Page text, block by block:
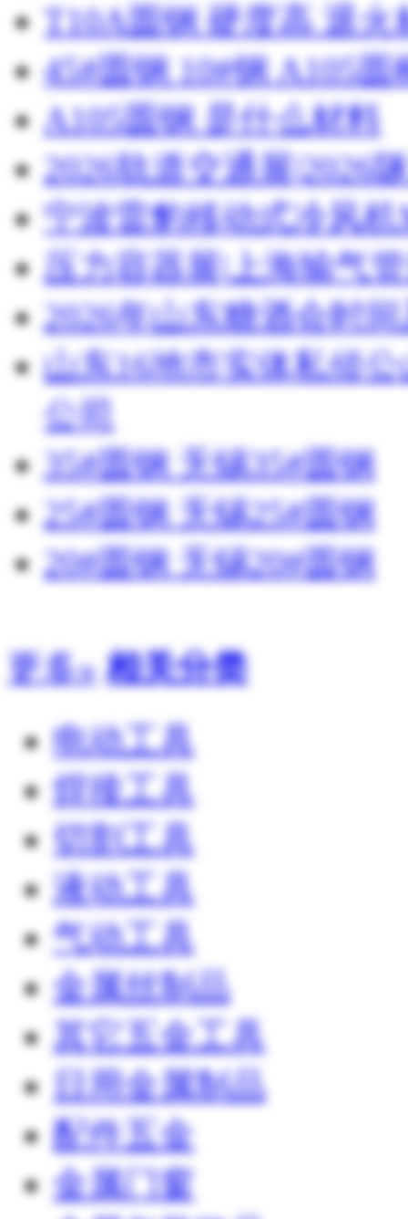
T10A圆钢 硬度高 退火
45#圆钢 10#钢 A105圆
A105圆钢 是什么材料
2026轨道交通展|2026
宁波雷豹移动式冷风
压力容器展|上海输气
2026年山东糖酒会时
山东16地市实体私侦
公司
35#圆钢 无锡35#圆钢
25#圆钢 无锡25#圆钢
20#圆钢 无锡20#圆钢
更多» 相关分类
电动工具
焊接工具
切割工具
液动工具
气动工具
金属丝制品
其它五金工具
日用金属制品
配件五金
金属门窗